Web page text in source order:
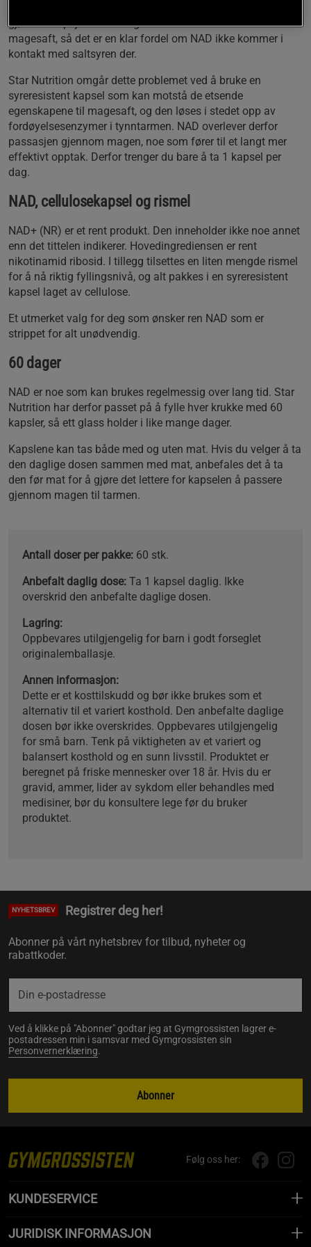
gjøre absorpsjon vanskelig. NAD kan bli skadet av
magesaft, så det er en klar fordel om NAD ikke kommer i
kontakt med saltsyren der.
Star Nutrition omgår dette problemet ved å bruke en
syreresistent kapsel som kan motstå de etsende
egenskapene til magesaft, og den løses i stedet opp av
fordøyelsesenzymer i tynntarmen. NAD overlever derfor
passasjen gjennom magen, noe som fører til et langt mer
effektivt opptak. Derfor trenger du bare å ta 1 kapsel per
dag.
NAD, cellulosekapsel og rismel
NAD+ (NR) er et rent produkt. Den inneholder ikke noe annet
enn det tittelen indikerer. Hovedingrediensen er rent
nikotinamid ribosid. I tillegg tilsettes en liten mengde rismel
for å nå riktig fyllingsnivå, og alt pakkes i en syreresistent
kapsel laget av cellulose.
Et utmerket valg for deg som ønsker ren NAD som er
strippet for alt unødvendig.
60 dager
NAD er noe som kan brukes regelmessig over lang tid. Star
Nutrition har derfor passet på å fylle hver krukke med 60
kapsler, så ett glass holder i like mange dager.
Kapslene kan tas både med og uten mat. Hvis du velger å ta
den daglige dosen sammen med mat, anbefales det å ta
den før mat for å gjøre det lettere for kapselen å passere
gjennom magen til tarmen.
Antall doser per pakke: 60 stk.
Anbefalt daglig dose: Ta 1 kapsel daglig. Ikke
overskrid den anbefalte daglige dosen.
Lagring:
Oppbevares utilgjengelig for barn i godt forseglet
originalemballasje.
Annen informasjon:
Dette er et kosttilskudd og bør ikke brukes som et
alternativ til et variert kosthold. Den anbefalte daglige
dosen bør ikke overskrides. Oppbevares utilgjengelig
for små barn. Tenk på viktigheten av et variert og
balansert kosthold og en sunn livsstil. Produktet er
beregnet på friske mennesker over 18 år. Hvis du er
gravid, ammer, lider av sykdom eller behandles med
medisiner, bør du konsultere lege før du bruker
produktet.
NYHETSBREV Registrer deg her!
Abonner på vårt nyhetsbrev for tilbud, nyheter og
rabattkoder.
Ved å klikke på "Abonner" godtar jeg at Gymgrossisten lagrer e-
postadressen min i samsvar med Gymgrossisten sin
Personvernerklæring.
Abonner
Følg oss her:
KUNDESERVICE
JURIDISK INFORMASJON